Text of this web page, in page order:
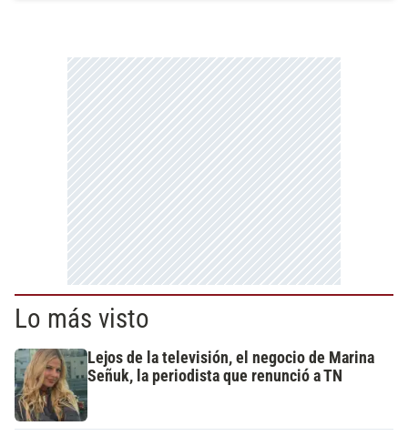
Lo más visto
Lejos de la televisión, el negocio de Marina
Señuk, la periodista que renunció a TN